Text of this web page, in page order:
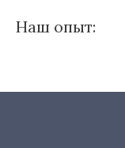
Наш опыт: